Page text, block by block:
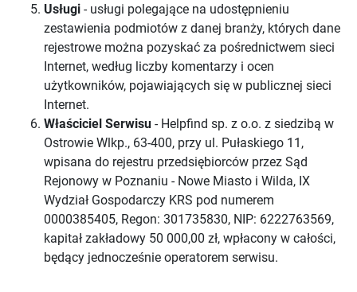
Usługi - usługi polegające na udostępnieniu
zestawienia podmiotów z danej branży, których dane
rejestrowe można pozyskać za pośrednictwem sieci
Internet, według liczby komentarzy i ocen
użytkowników, pojawiających się w publicznej sieci
Internet.
Właściciel Serwisu - Helpfind sp. z o.o. z siedzibą w
Ostrowie Wlkp., 63-400, przy ul. Pułaskiego 11,
wpisana do rejestru przedsiębiorców przez Sąd
Rejonowy w Poznaniu - Nowe Miasto i Wilda, IX
Wydział Gospodarczy KRS pod numerem
0000385405, Regon: 301735830, NIP: 6222763569,
kapitał zakładowy 50 000,00 zł, wpłacony w całości,
będący jednocześnie operatorem serwisu.